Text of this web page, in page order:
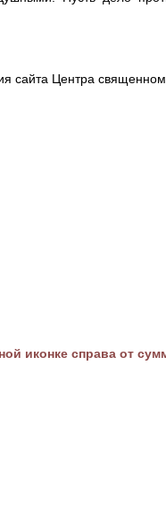
сайта Центра
иконке справа от